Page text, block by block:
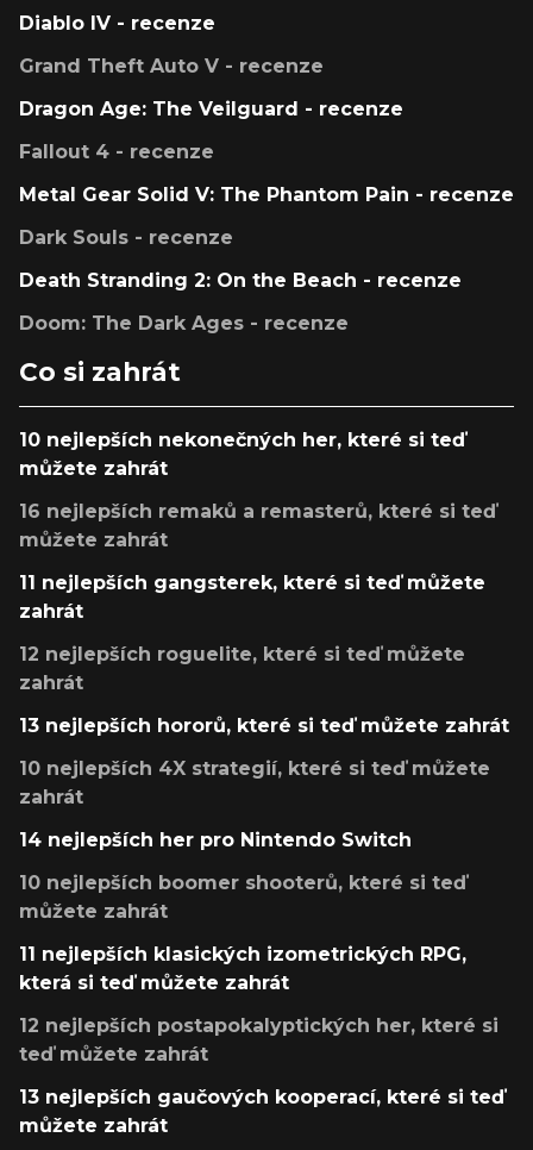
Diablo IV - recenze
Grand Theft Auto V - recenze
Dragon Age: The Veilguard - recenze
Fallout 4 - recenze
Metal Gear Solid V: The Phantom Pain - recenze
Dark Souls - recenze
Death Stranding 2: On the Beach - recenze
Doom: The Dark Ages - recenze
Co si zahrát
10 nejlepších nekonečných her, které si teď
můžete zahrát
16 nejlepších remaků a remasterů, které si teď
můžete zahrát
11 nejlepších gangsterek, které si teď můžete
zahrát
12 nejlepších roguelite, které si teď můžete
zahrát
13 nejlepších hororů, které si teď můžete zahrát
10 nejlepších 4X strategií, které si teď můžete
zahrát
14 nejlepších her pro Nintendo Switch
10 nejlepších boomer shooterů, které si teď
můžete zahrát
11 nejlepších klasických izometrických RPG,
která si teď můžete zahrát
12 nejlepších postapokalyptických her, které si
teď můžete zahrát
13 nejlepších gaučových kooperací, které si teď
můžete zahrát